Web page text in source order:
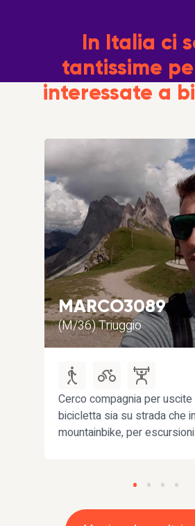
In Italia ci
tantissime
interessate a
MARCO3089
(M/36) Triuggio
Cerco compagnia per uscite
bicicletta sia su strada che
mountainbike, per
passeggiata all'aria aperta